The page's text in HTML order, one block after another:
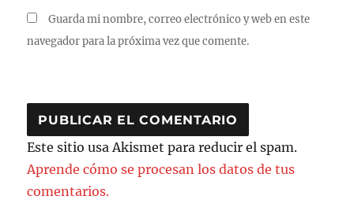
Guarda mi nombre, correo electrónico y web en este
navegador para la próxima vez que comente.
Este sitio usa Akismet para reducir el spam.
Aprende cómo se procesan los datos de tus
comentarios.